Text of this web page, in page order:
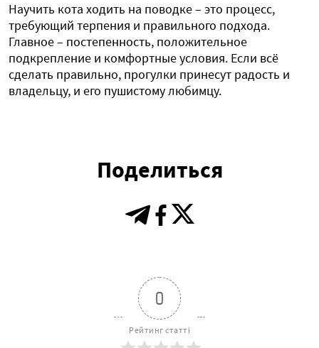
Научить кота ходить на поводке – это процесс,
требующий терпения и правильного подхода.
Главное – постепенность, положительное
подкрепление и комфортные условия. Если всё
сделать правильно, прогулки принесут радость и
владельцу, и его пушистому любимцу.
Поделиться
0
Рейтинг статті